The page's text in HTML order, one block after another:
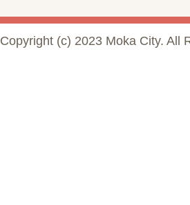
Copyright (c) 2023 Moka City. All